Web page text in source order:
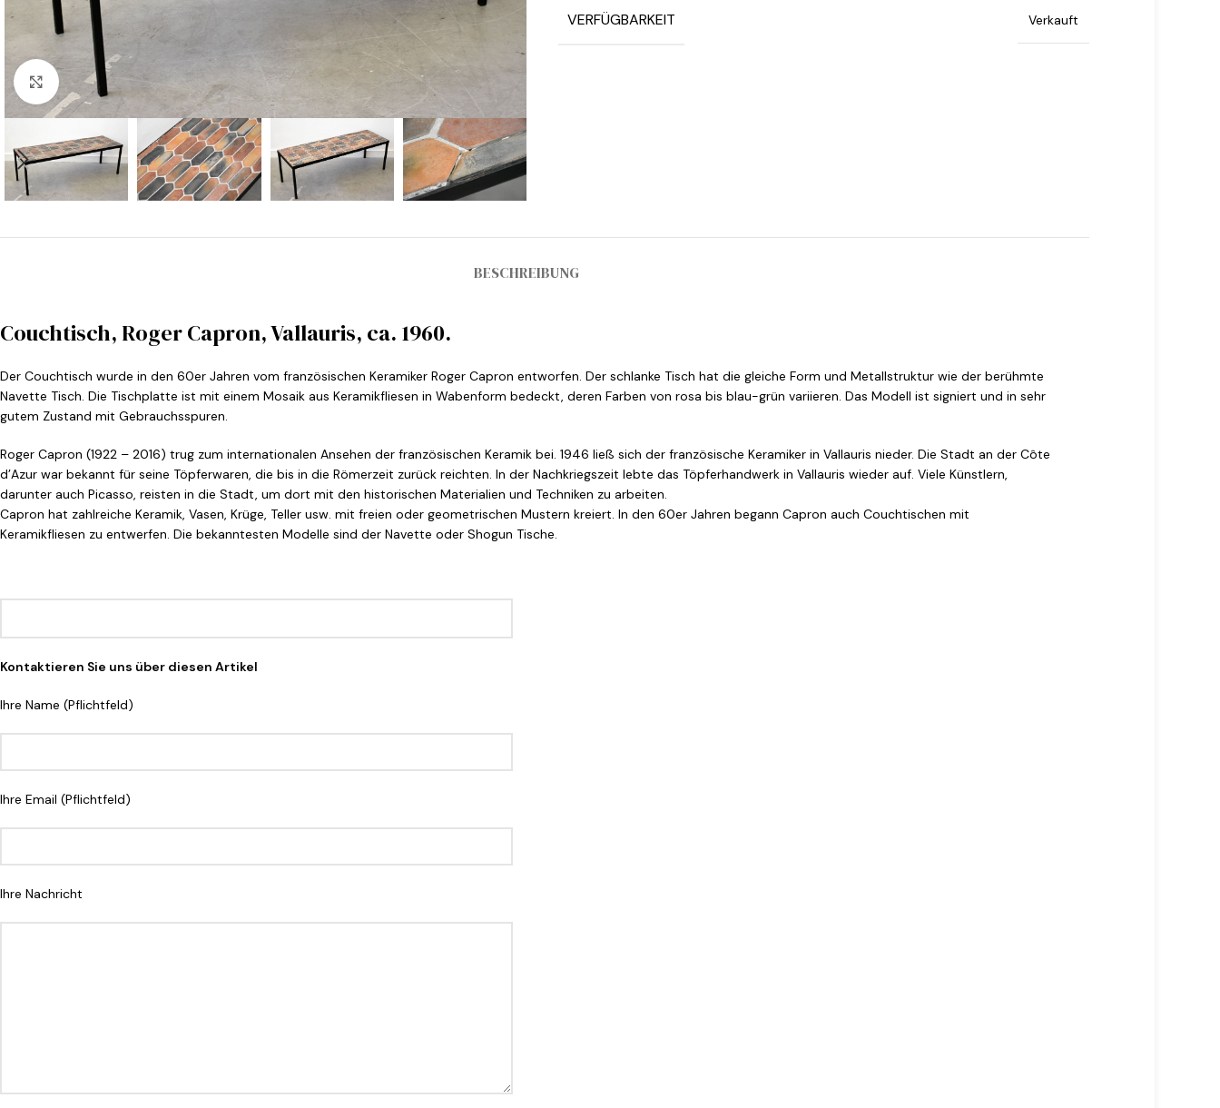
Klicken zu vergrößern
VERFÜGBARKEIT Verkauft
BESCHREIBUNG
Couchtisch, Roger Capron, Vallauris, ca. 1960.
Der Couchtisch wurde in den 60er Jahren vom französischen Keramiker Roger Capron entworfen. Der schlanke Tisch hat die gleiche Form und Metallstruktur wie der berühmte
Navette Tisch. Die Tischplatte ist mit einem Mosaik aus Keramikfliesen in Wabenform bedeckt, deren Farben von rosa bis blau-grün variieren. Das Modell ist signiert und in sehr
gutem Zustand mit Gebrauchsspuren.
Roger Capron (1922 – 2016) trug zum internationalen Ansehen der französischen Keramik bei. 1946 ließ sich der französische Keramiker in Vallauris nieder. Die Stadt an der Côte
d’Azur war bekannt für seine Töpferwaren, die bis in die Römerzeit zurück reichten. In der Nachkriegszeit lebte das Töpferhandwerk in Vallauris wieder auf. Viele Künstlern,
darunter auch Picasso, reisten in die Stadt, um dort mit den historischen Materialien und Techniken zu arbeiten.
Capron hat zahlreiche Keramik, Vasen, Krüge, Teller usw. mit freien oder geometrischen Mustern kreiert. In den 60er Jahren begann Capron auch Couchtischen mit
Keramikfliesen zu entwerfen. Die bekanntesten Modelle sind der Navette oder Shogun Tische.
Kontaktieren Sie uns über diesen Artikel
Ihre Name (Pflichtfeld)
Ihre Email (Pflichtfeld)
Ihre Nachricht